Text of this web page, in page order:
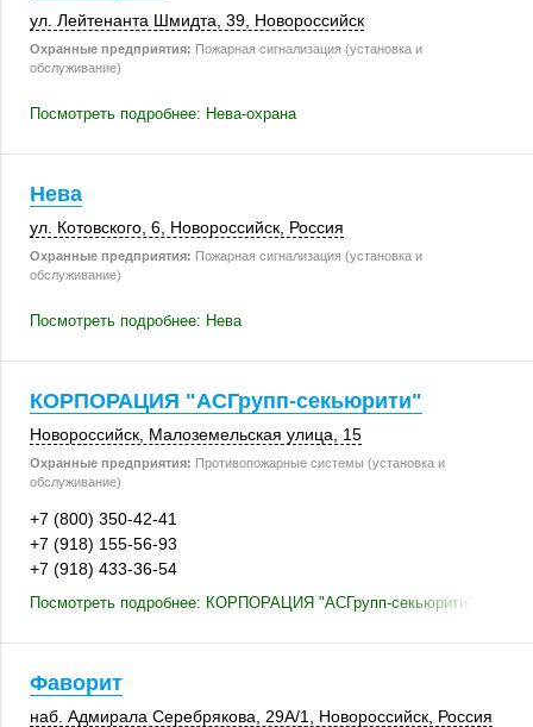
ул. Лейтенанта Шмидта, 39, Новороссийск
Охранные предприятия: Пожарная сигнализация (установка и
обслуживание)
Посмотреть подробнее: Нева-охрана
Нева
ул. Котовского, 6 Новороссийск Россия
Охранные предприятия: Пожарная сигнализация (установка и
обслуживание)
Посмотреть подробнее: Нева
КОРПОРАЦИЯ "АСГрупп-секьюрити"
Новороссийск , Малоземельская улица, 15
Охранные предприятия: Противопожарные системы (установка и
обслуживание)
+7 (800) 350-42-41
+7 (918) 155-56-93
+7 (918) 433-36-54
Посмотреть подробнее: КОРПОРАЦИЯ "АСГрупп-секьюрити"
Фаворит
наб. Адмирала Серебрякова, 29А/1 Новороссийск Россия